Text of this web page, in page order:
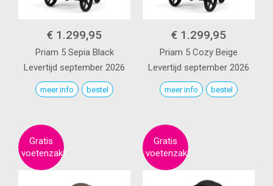
€ 1.299,95
Priam 5 Sepia Black
Levertijd september 2026
meer info bestel
€ 1.299,95
Priam 5 Cozy Beige
Levertijd september 2026
meer info bestel